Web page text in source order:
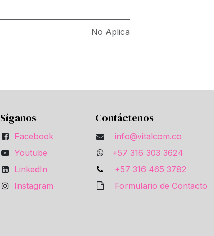
No Aplica
Síganos
Facebook
Youtube
LinkedIn
Instagram
Contáctenos
info@vitalcom.co
+57 316 303 3624
+57 316 465 3782
Formulario de Contacto